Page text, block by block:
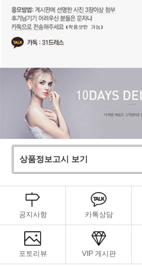
상품정보고시 보기
공지사항 카톡상담
포토리뷰 VIP 게시판